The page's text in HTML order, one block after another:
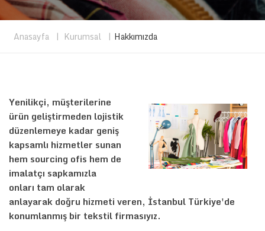
Anasayfa | Kurumsal | Hakkımızda
Yenilikçi, müşterilerine
ürün geliştirmeden lojistik
düzenlemeye kadar geniş
kapsamlı hizmetler sunan
hem sourcing ofis hem de
imalatçı sapkamızla
onları tam olarak
anlayarak doğru hizmeti veren, İstanbul Türkiye'de
konumlanmış bir tekstil firmasıyız.